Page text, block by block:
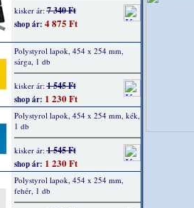
kisker ár:7 340 Ft
shop ár: 4 875 Ft
Polystyrol lapok, 454 x 254 mm,
sárga, 1 db
kisker ár:1 545 Ft
shop ár: 1 230 Ft
Polystyrol lapok, 454 x 254 mm, kék,
1 db
kisker ár:1 545 Ft
shop ár: 1 230 Ft
Polystyrol lapok, 454 x 254 mm,
fehér, 1 db